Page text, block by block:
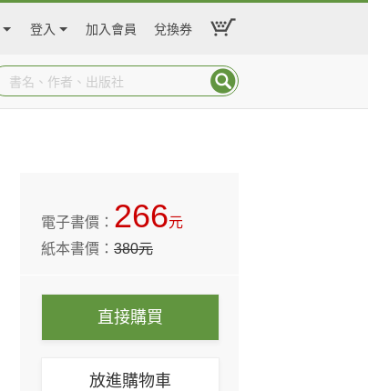
登入 加入會員 兌換券
電子書價： 266元
紙本書價：380元
直接購買
放進購物車